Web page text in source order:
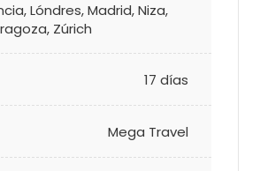
,Lóndres,Madrid,Niza,
, Zúrich
17 días
Mega Travel